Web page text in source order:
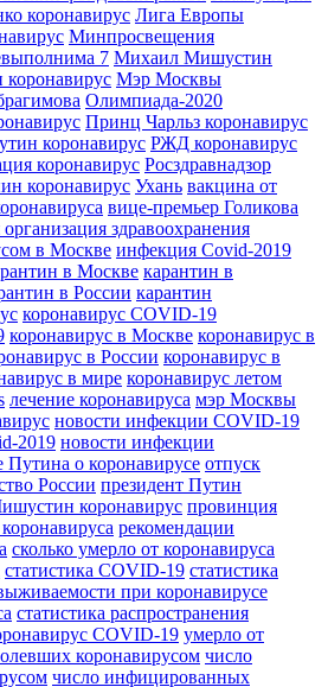
коронавирус Лига Европы
Минпросвещения
7 Михаил Мишустин
Мэр Москвы
Олимпиада-2020
Принц Чарльз коронавирус
коронавирус РЖД коронавирус
коронавирус Росздравнадзор
коронавирус Ухань вакцина от
вице-премьер Голикова
здравоохранения
в Москве инфекция Covid-2019
в Москве карантин в
в России карантин
коронавирус COVID-19
коронавирус в Москве коронавирус в
в России коронавирус в
в мире коронавирус летом
лечение коронавируса мэр Москвы
новости инфекции COVID-19
2019 новости инфекции
Путина о коронавирусе отпуск
России президент Путин
коронавирус провинция
рекомендации
сколько умерло от коронавируса
статистика COVID-19 статистика
при коронавирусе
статистика распространения
COVID-19 умерло от
коронавирусом число
число инфицированных